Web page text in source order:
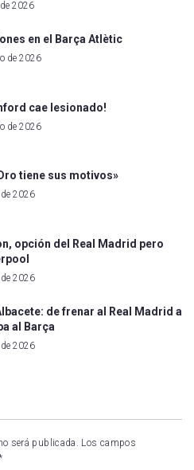
2026
en el Barça Atlètic
de 2026
cae lesionado!
de 2026
tiene sus motivos»
de 2026
opción del Real Madrid pero
de 2026
de frenar al Real Madrid a
al Barça
de 2026
será publicada. Los campos